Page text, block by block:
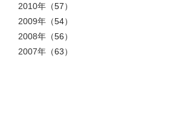
2010年 （57）
2009年 （54）
2008年 （56）
2007年 （63）